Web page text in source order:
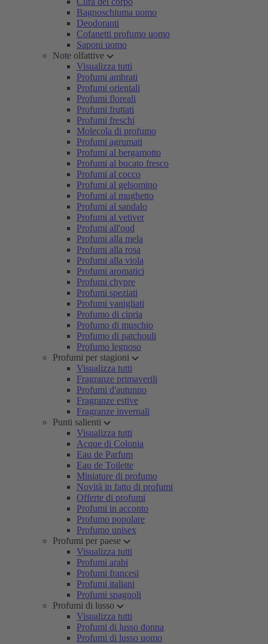
Bagnoschiuma uomo
Deodoranti
Cofanetti profumo uomo
Saponi uomo
Note olfattive
Visualizza tutti
Profumi ambrati
Profumi orientali
Profumi floreali
Profumi fruttati
Profumi freschi
Molecola di profumo
Profumi agrumati
Profumi al bergamotto
Profumi al bucato fresco
Profumi al cocco
Profumi al gelsomino
Profumi al mughetto
Profumi al sandalo
Profumi al vetiver
Profumi all'oud
Profumi alla mela
Profumi alla rosa
Profumi alla viola
Profumi aromatici
Profumi chypre
Profumi speziati
Profumi vanigliati
Profumo di cipria
Profumo di muschio
Profumo di patchouli
Profumo legnoso
Profumi per stagioni
Visualizza tutti
Fragranze primaverili
Profumi d'autunno
Fragranze estive
Fragranze invernali
Punti salienti
Visualizza tutti
Acque di Colonia
Eau de Parfum
Eau de Toilette
Miniature di profumo
Novità in fatto di profumi
Offerte di profumi
Profumi in acconto
Profumo popolare
Profumo unisex
Profumi per paese
Visualizza tutti
Profumi arabi
Profumi francesi
Profumi italiani
Profumi spagnoli
Profumi di lusso
Visualizza tutti
Profumi di lusso donna
Profumi di lusso uomo